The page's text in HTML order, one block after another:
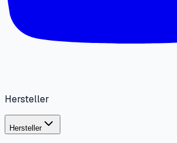
Hersteller
Hersteller